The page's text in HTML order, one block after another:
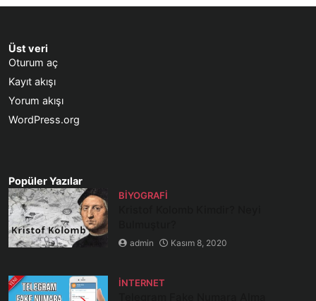
Üst veri
Oturum aç
Kayıt akışı
Yorum akışı
WordPress.org
Popüler Yazılar
BIYOGRAFI
admin Kasım 8, 2020
İNTERNET